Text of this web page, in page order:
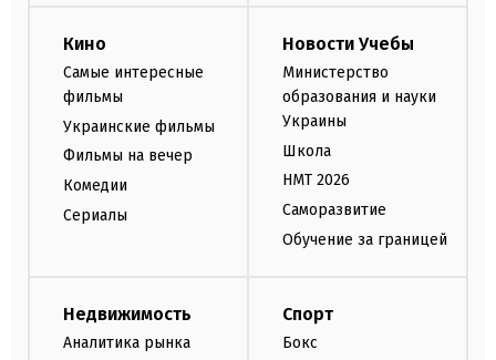
Кино
Самые интересные
фильмы
Украинские фильмы
Фильмы на вечер
Комедии
Сериалы
Новости Учебы
Министерство
образования и науки
Украины
Школа
НМТ 2026
Саморазвитие
Обучение за границей
Недвижимость
Аналитика рынка
Спорт
Бокс